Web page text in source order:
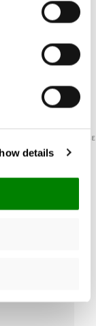
details
10/08/2026
PAUSE